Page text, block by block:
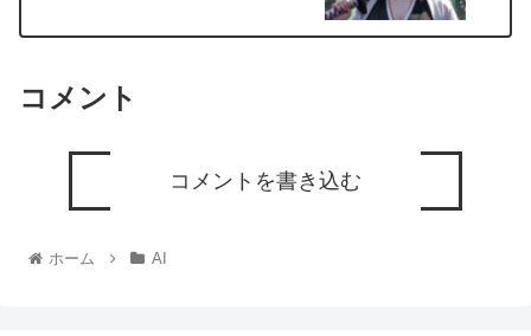
コメント
コメントを書き込む
ホーム AI